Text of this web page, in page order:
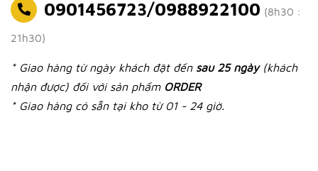
0901456723/0988922100 (8h30 :
21h30)
* Giao hàng từ ngày khách đặt đến sau 25 ngày (khách
nhận được) đối với sản phẩm ORDER
* Giao hàng có sẵn tại kho từ 01 - 24 giờ.